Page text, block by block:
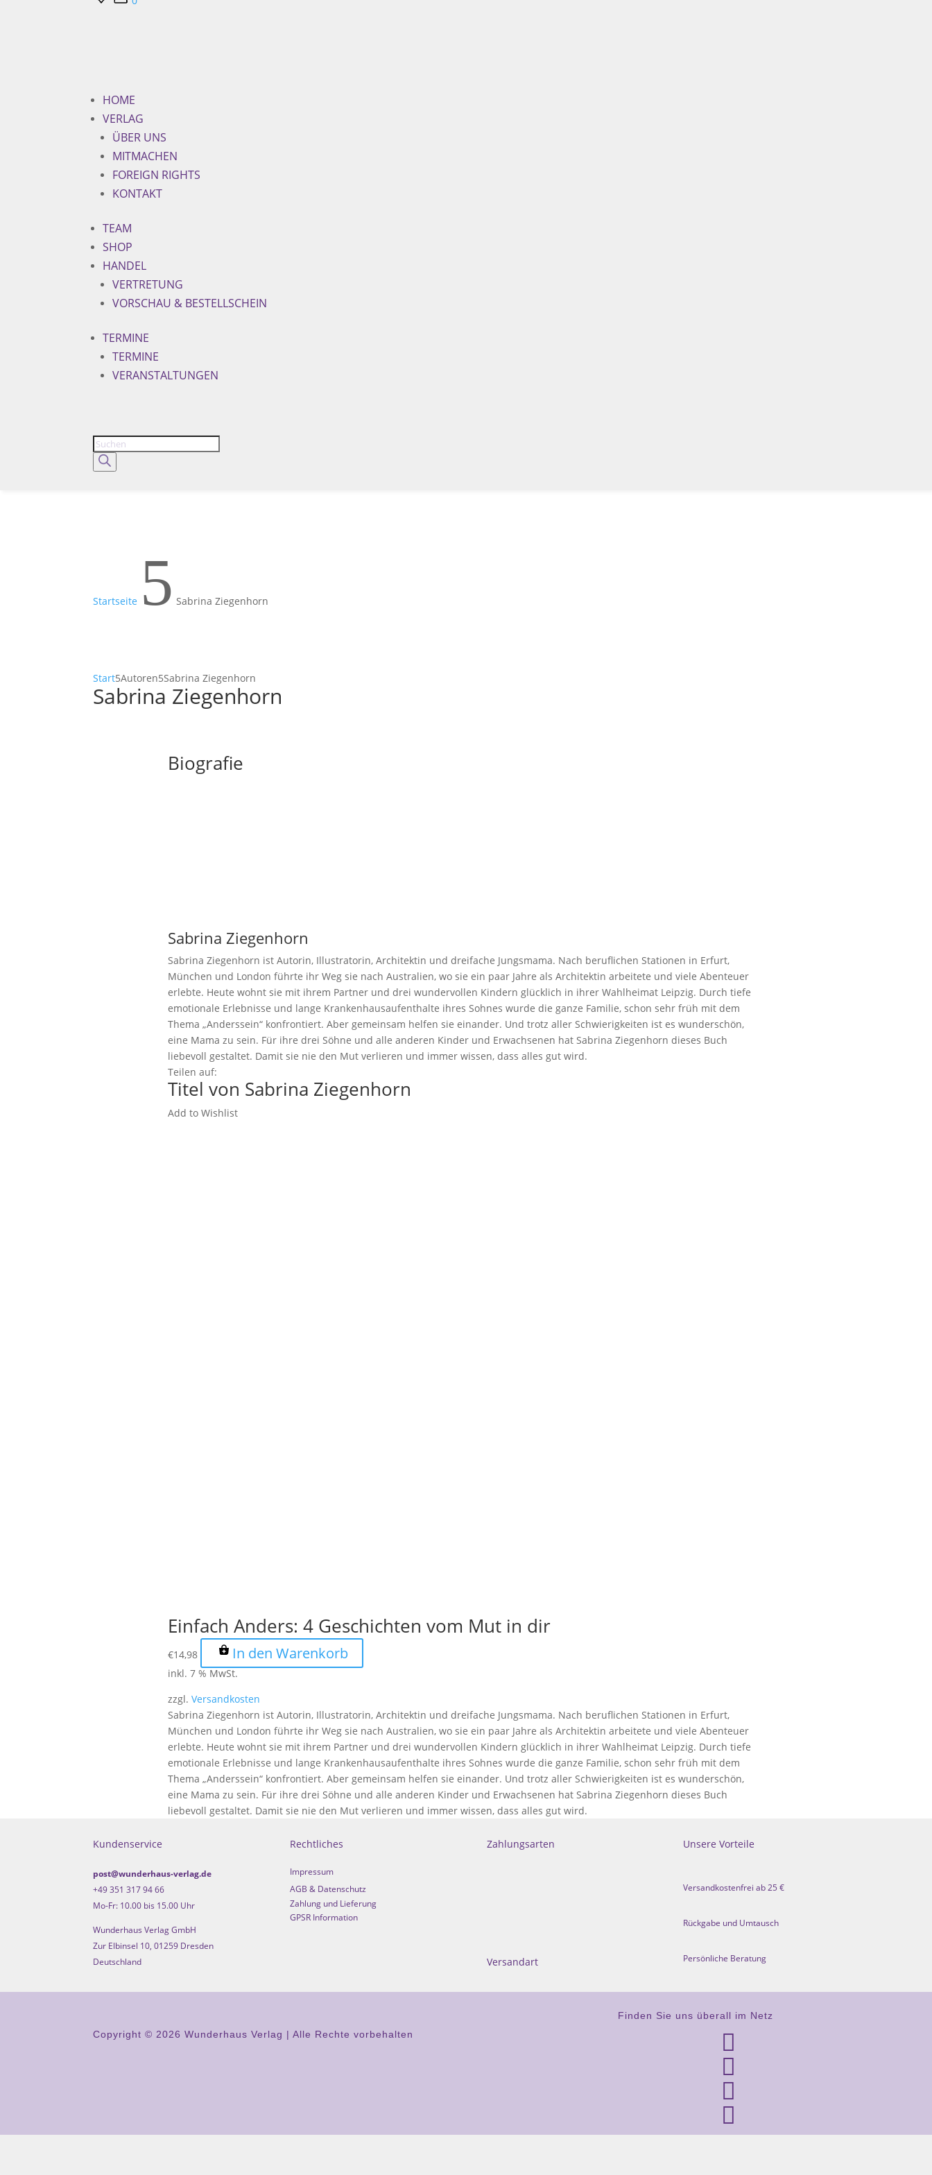
HOME
VERLAG
ÜBER UNS
MITMACHEN
FOREIGN RIGHTS
KONTAKT
TEAM
SHOP
HANDEL
VERTRETUNG
VORSCHAU & BESTELLSCHEIN
TERMINE
TERMINE
VERANSTALTUNGEN
Products
search
Startseite 5 Sabrina Ziegenhorn
Start5Autoren5Sabrina Ziegenhorn
Sabrina Ziegenhorn
Biografie
Sabrina Ziegenhorn
Sabrina Ziegenhorn ist Autorin, Illustratorin, Architektin und dreifache Jungsmama. Nach beruflichen Stationen in Erfurt,
München und London führte ihr Weg sie nach Australien, wo sie ein paar Jahre als Architektin arbeitete und viele Abenteuer
erlebte. Heute wohnt sie mit ihrem Partner und drei wundervollen Kindern glücklich in ihrer Wahlheimat Leipzig. Durch tiefe
emotionale Erlebnisse und lange Krankenhausaufenthalte ihres Sohnes wurde die ganze Familie, schon sehr früh mit dem
Thema „Anderssein“ konfrontiert. Aber gemeinsam helfen sie einander. Und trotz aller Schwierigkeiten ist es wunderschön,
eine Mama zu sein. Für ihre drei Söhne und alle anderen Kinder und Erwachsenen hat Sabrina Ziegenhorn dieses Buch
liebevoll gestaltet. Damit sie nie den Mut verlieren und immer wissen, dass alles gut wird.
Teilen auf:
Titel von Sabrina Ziegenhorn
Add to Wishlist
Einfach Anders: 4 Geschichten vom Mut in dir
€14,98 In den Warenkorb
inkl. 7 % MwSt.
zzgl. Versandkosten
Sabrina Ziegenhorn ist Autorin, Illustratorin, Architektin und dreifache Jungsmama. Nach beruflichen Stationen in Erfurt,
München und London führte ihr Weg sie nach Australien, wo sie ein paar Jahre als Architektin arbeitete und viele Abenteuer
erlebte. Heute wohnt sie mit ihrem Partner und drei wundervollen Kindern glücklich in ihrer Wahlheimat Leipzig. Durch tiefe
emotionale Erlebnisse und lange Krankenhausaufenthalte ihres Sohnes wurde die ganze Familie, schon sehr früh mit dem
Thema „Anderssein“ konfrontiert. Aber gemeinsam helfen sie einander. Und trotz aller Schwierigkeiten ist es wunderschön,
eine Mama zu sein. Für ihre drei Söhne und alle anderen Kinder und Erwachsenen hat Sabrina Ziegenhorn dieses Buch
liebevoll gestaltet. Damit sie nie den Mut verlieren und immer wissen, dass alles gut wird.
Kundenservice
post@wunderhaus-verlag.de
+49 351 317 94 66
Mo-Fr: 10.00 bis 15.00 Uhr
Wunderhaus Verlag GmbH
Zur Elbinsel 10, 01259 Dresden
Deutschland
Rechtliches
Impressum
AGB & Datenschutz
Zahlung und Lieferung
GPSR Information
Zahlungsarten
Versandart
Unsere Vorteile
Versandkostenfrei ab 25 €
Rückgabe und Umtausch
Persönliche Beratung
Copyright © 2026 Wunderhaus Verlag | Alle Rechte vorbehalten
Finden Sie uns überall im Netz



